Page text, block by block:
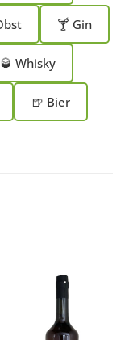
🍸 Gin
🥃 Whisky
🍺 Bier